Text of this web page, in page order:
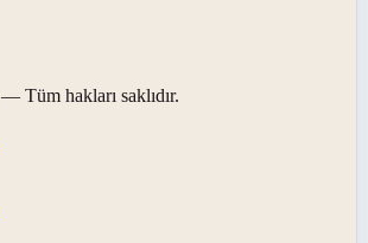
— Tüm hakları saklıdır.